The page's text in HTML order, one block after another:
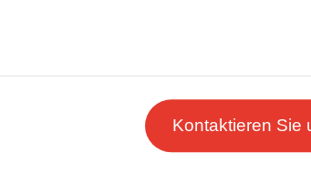
Kontaktieren Sie